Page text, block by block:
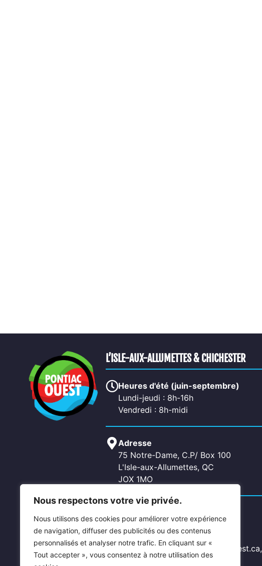
Nous respectons votre vie privée.
Nous utilisons des cookies pour améliorer votre expérience
de navigation, diffuser des publicités ou des contenus
personnalisés et analyser notre trafic. En cliquant sur «
Tout accepter », vous consentez à notre utilisation des
L’ISLE-AUX-ALLUMETTES & CHICHESTER
Heures d'été (juin-septembre)
Lundi-jeudi : 8h-16h
Vendredi : 8h-midi
Adresse
75 Notre-Dame, C.P/ Box 100
L'Isle-aux-Allumettes, QC
JOX 1MO
Téléphone: 819-689-2266
Fax: 819-689-5619
Courriel: allumettes@pontiacouest.ca,
chichester@pontiacouest.ca